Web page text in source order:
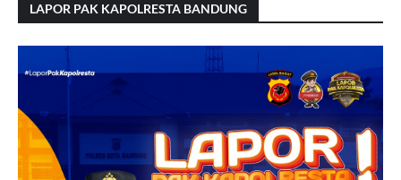
LAPOR PAK KAPOLRESTA BANDUNG